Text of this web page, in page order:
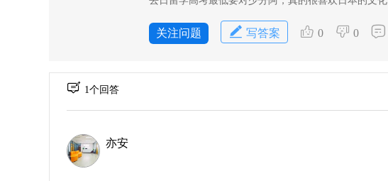
关注问题 写答案 0 0
1个回答
亦安